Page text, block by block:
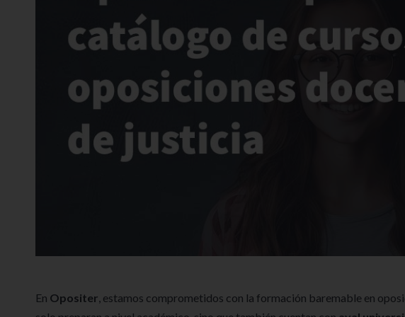
En Opositer , estamos comprometidos con la formación baremable en